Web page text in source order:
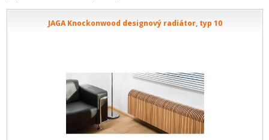
JAGA Knockonwood designový radiátor, typ 10